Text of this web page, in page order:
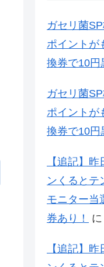
ガセリ菌
ポイントが
換券で10円
ガセリ菌
ポイントが
換券で10円
【追記】
ンくると
モニター当
券あり！
に
【追記】